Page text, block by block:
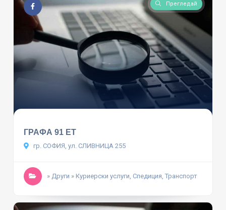
Прегледай
ГРАФА 91 ЕТ
гр. СОФИЯ, ул. СЛИВНИЦА 255
» Други » Куриерски услуги, Спедиция, Транспорт